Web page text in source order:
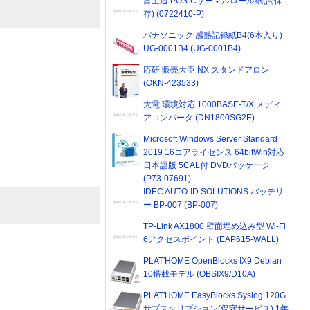
存) (0722410-P)
パナソニック 感熱記録紙B4(6本入り)
UG-0001B4 (UG-0001B4)
応研 販売大臣 NX スタンドアロン
(OKN-423533)
大電 環境対応 1000BASE-T/X メディ
アコンバータ (DN1800SG2E)
Microsoft Windows Server Standard
2019 16コアライセンス 64bitWin対応
日本語版 5CAL付 DVDパッケージ
(P73-07691)
IDEC AUTO-ID SOLUTIONS バッテリ
ー BP-007 (BP-007)
TP-Link AX1800 壁面埋め込み型 Wi-Fi
6アクセスポイント (EAP615-WALL)
PLAT'HOME OpenBlocks IX9 Debian
10搭載モデル (OBSIX9/D10A)
PLAT'HOME EasyBlocks Syslog 120G